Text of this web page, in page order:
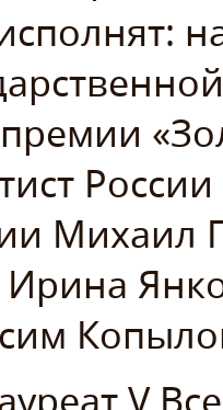
Михаил
Ирина